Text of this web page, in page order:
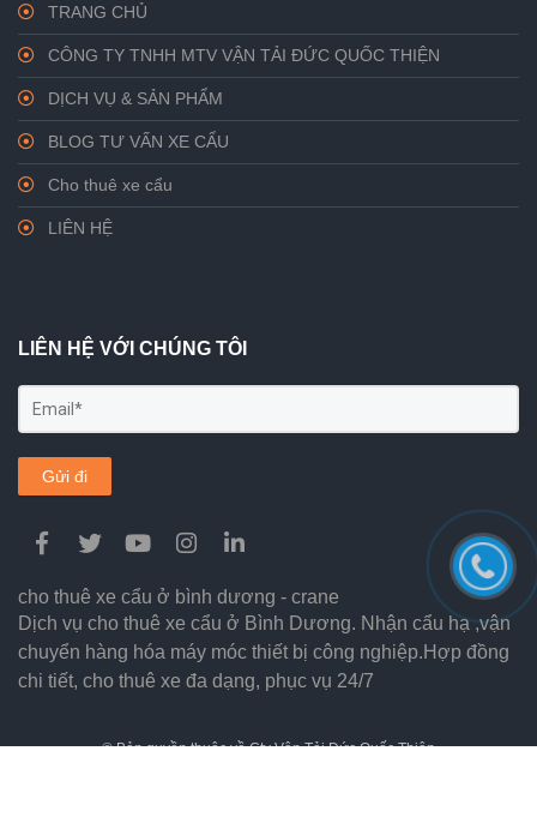
cho thuê xe cẩu ở bình dương - crane
Dịch vụ cho thuê xe cẩu ở Bình Dương. Nhận cẩu hạ ,vận
chuyển hàng hóa máy móc thiết bị công nghiệp.Hợp đồng
chi tiết, cho thuê xe đa dạng, phục vụ 24/7
TRANG CHỦ
CÔNG TY TNHH MTV VẬN TẢI ĐỨC QUỐC THIỆN
DỊCH VỤ & SẢN PHẨM
BLOG TƯ VẤN XE CẨU
Cho thuê xe cẩu
LIÊN HỆ
LIÊN HỆ VỚI CHÚNG TÔI
Gửi đi
© Bản quyền thuộc về Cty Vận Tải Đức Quốc Thiện